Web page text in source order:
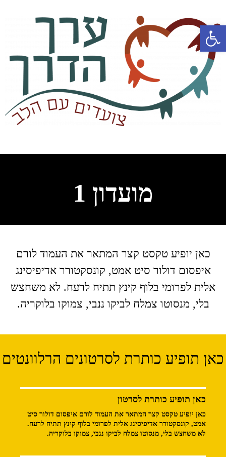
פתח סרגל נגישות
מועדון 1
כאן יופיע טקסט קצר המתאר את העמוד לורם
איפסום דולור סיט אמט, קונסקטורר אדיפיסינג
אלית לפרומי בלוף קינץ תתיח לרעח. לא משחצש
בלי, מנסוטו צמלח לביקו ננבי, צמוקו בלוקריה.
כאן תופיע כותרת לסרטונים הרלוונטים
כאן תופיע כותרת לסרטון
כאן יופיע טקסט קצר המתאר את העמוד לורם איפסום דולור סיט
אמט, קונסקטורר אדיפיסינג אלית לפרומי בלוף קינץ תתיח לרעח.
לא משחצש בלי, מנסוטו צמלח לביקו ננבי, צמוקו בלוקריה.